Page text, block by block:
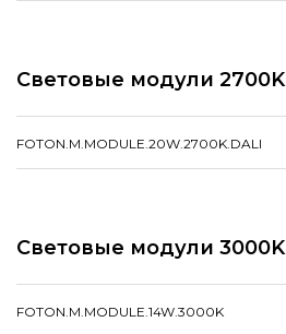
Световые модули 2700K
FOTON.​M.​MODULE.20W.2700K.DALI
Световые модули 3000K
FOTON.​M.​MODULE.14W.3000K